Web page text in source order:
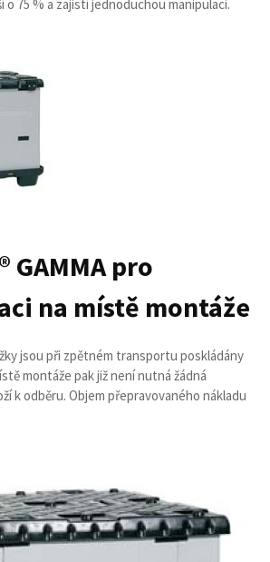
o 75 % a zajistí jednoduchou manipulaci.
GAMMA pro
na místě montáže
jsou při zpětném transportu poskládány
montáže pak již není nutná žádná
k odběru. Objem přepravovaného nákladu